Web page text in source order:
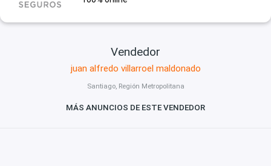
Vendedor
juan alfredo villarroel maldonado
Santiago, Región Metropolitana
MÁS ANUNCIOS DE ESTE VENDEDOR